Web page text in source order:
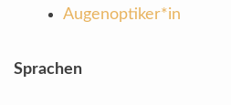
Augenoptiker*in
Sprachen